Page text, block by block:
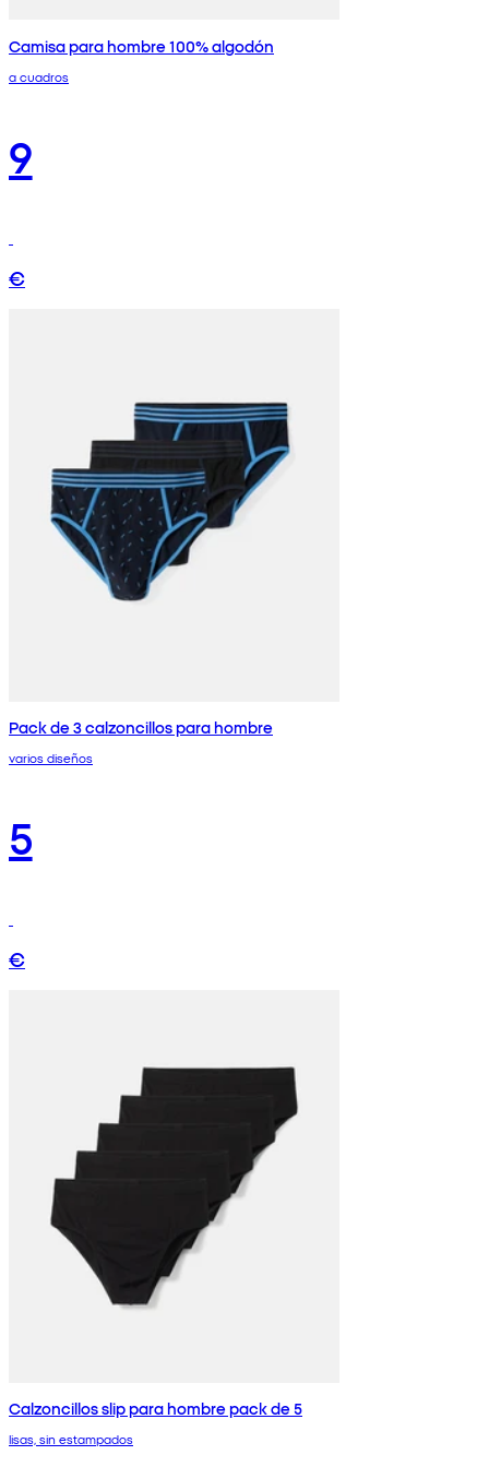
Camisa para hombre 100% algodón
a cuadros
9
€
Pack de 3 calzoncillos para hombre
varios diseños
5
€
Calzoncillos slip para hombre pack de 5
lisas, sin estampados